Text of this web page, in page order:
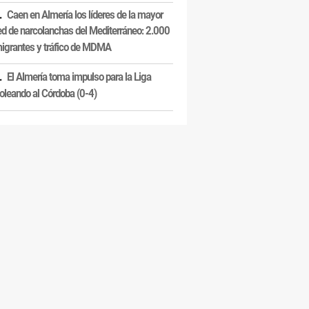
Caen en Almería los líderes de la mayor
de narcolanchas del Mediterráneo: 2.000
y tráfico de MDMA
El Almería toma impulso para la Liga
al Córdoba (0-4)